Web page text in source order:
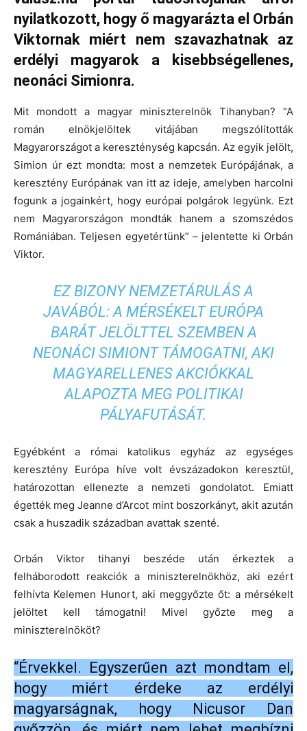
nyilatkozott, hogy ő magyarázta el Orbán
Viktornak miért nem szavazhatnak az
erdélyi magyarok a kisebbségellenes,
neonáci Simionra.
Mit mondott a magyar miniszterelnök Tihanyban? “A
román elnökjelöltek vitájában megszólították
Magyarországot a kereszténység kapcsán. Az egyik jelölt,
Simion úr ezt mondta: most a nemzetek Európájának, a
keresztény Európának van itt az ideje, amelyben harcolni
fogunk a jogainkért, hogy európai polgárok legyünk. Ezt
nem Magyarországon mondták hanem a szomszédos
Romániában. Teljesen egyetértünk” – jelentette ki Orbán
Viktor.
EZ BIZONY NEMZETÁRULÁS A
JAVÁBÓL: A MÉRSÉKELT EURÓPA
BARÁT JELÖLTTEL SZEMBEN A
NEONÁCI SIMIONT TÁMOGATNI, AKI
MAGYARELLENES AKCIÓKKAL
ALAPOZTA MEG POLITIKAI
PÁLYAFUTÁSÁT.
Egyébként a római katolikus egyház az egységes
keresztény Európa híve volt évszázadokon keresztül,
határozottan ellenezte a nemzeti gondolatot. Emiatt
égették meg Jeanne d’Arcot mint boszorkányt, akit azután
csak a huszadik században avattak szenté.
Orbán Viktor tihanyi beszéde után érkeztek a
felháborodott reakciók a miniszterelnökhöz, aki ezért
felhívta Kelemen Hunort, aki meggyőzte őt: a mérsékelt
jelöltet kell támogatni! Mivel győzte meg a
miniszterelnököt?
“Érvekkel. Egyszerűen azt mondtam el,
hogy miért érdeke az erdélyi
magyarságnak, hogy Nicusor Dan